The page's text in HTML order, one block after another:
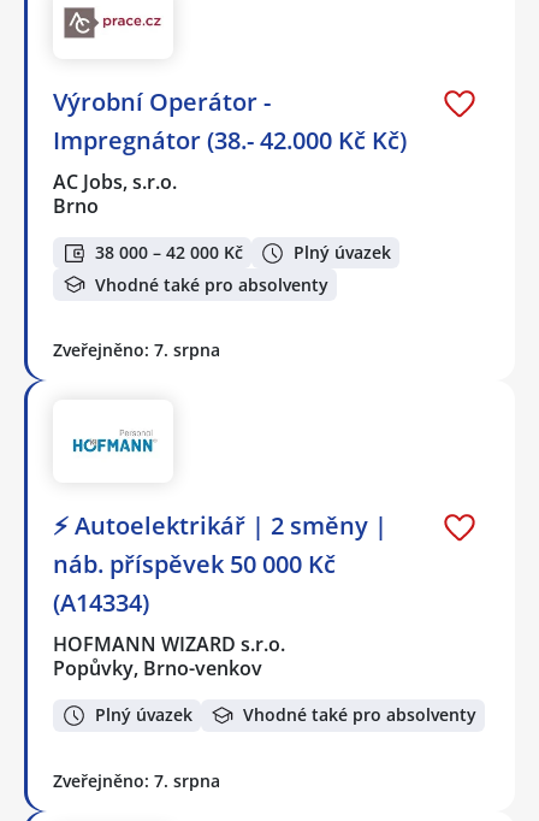
Výrobní Operátor -
Impregnátor (38.- 42.000 Kč Kč)
AC Jobs, s.r.o.
Brno
38 000 – 42 000 Kč
Plný úvazek
Vhodné také pro absolventy
Zveřejněno: 7. srpna
⚡ Autoelektrikář | 2 směny |
náb. příspěvek 50 000 Kč
(A14334)
HOFMANN WIZARD s.r.o.
Popůvky, Brno-venkov
Plný úvazek Vhodné také pro absolventy
Zveřejněno: 7. srpna